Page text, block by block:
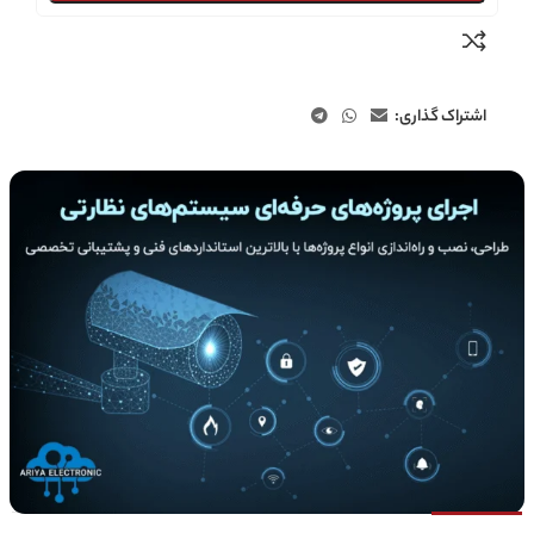
اشتراک گذاری: